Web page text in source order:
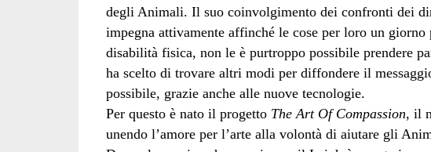
degli Animali. Il suo coinvolgimento dei confronti dei
impegna attivamente affinché le cose per loro un giorno
disabilità fisica, non le è purtroppo possibile prendere
ha scelto di trovare altri modi per diffondere il
possibile, grazie anche alle nuove tecnologie.
Per questo è nato il progetto The Art Of Compassion, il
unendo l’amore per l’arte alla volontà di aiutare gli